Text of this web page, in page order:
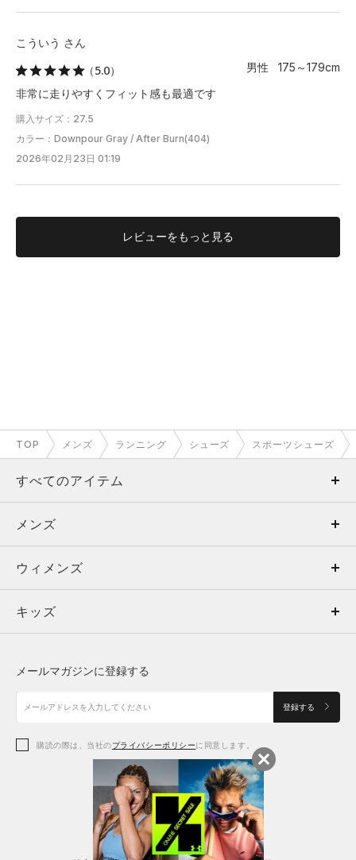
こういう さん
（5.0）
男性 175～179cm
非常に走りやすくフィット感も最適です
購入サイズ：27.5
カラー：Downpour Gray / After Burn(404)
2026年02月23日 01:19
レビューをもっと見る
TOP メンズ ランニング シューズ スポーツシューズ
すべてのアイテム
メンズ
ウィメンズ
キッズ
アクセサリー
メンズ
トップス
ボトムス
アクセサリー
ウィメンズ
トップス
シューズ
アクセサリー
レギンス＆タイツ
キッズ
シューズ
メールマガジンに登録する
登録する
購読の際は、当社のプライバシーポリシーに同意します。